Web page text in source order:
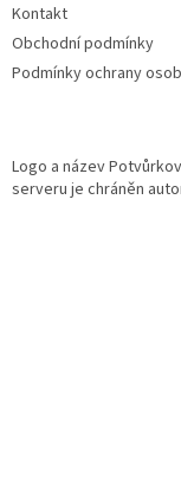
Kontakt
Obchodní podmínky
Podmínky ochrany
Logo a název
serveru je chráněn